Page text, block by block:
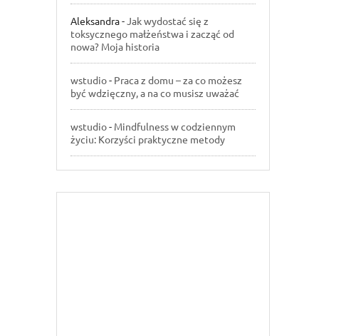
Aleksandra-Jak wydostać się z
toksycznego małżeństwa i zacząć od
nowa? Moja historia
wstudio- Praca z domu – za co możesz
być wdzięczny, a na co musisz uważać
wstudio- Mindfulness w codziennym
życiu: Korzyści praktyczne metody